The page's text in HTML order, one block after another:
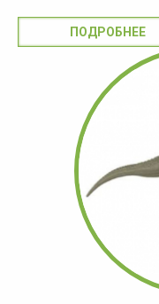
ПОДРОБНЕЕ